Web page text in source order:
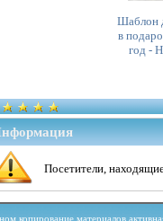
Шаблон
в
год -
Посетители,
материалов